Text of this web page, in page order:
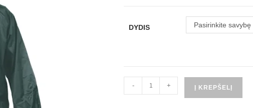
DYDIS Pasirinkite savybę
- + Į KREPŠELĮ